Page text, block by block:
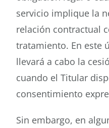
servicio implique la
relación contractual
tratamiento. En este
llevará a cabo la
cuando el Titular
consentimiento
Sin embargo, en